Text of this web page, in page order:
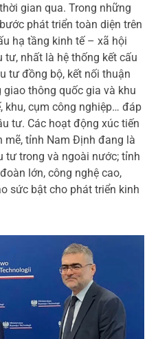
gian qua. Trong những
phát triển toàn diện trên
hạ tầng kinh tế – xã hội
nhất là hệ thống kết cấu
tư đồng bộ, kết nối thuận
thông quốc gia và khu
khu, cụm công nghiệp… đáp
tư. Các hoạt động xúc tiến
tỉnh Nam Định đang là
tư trong và ngoài nước; tỉnh
lớn, công nghệ cao,
sức bật cho phát triển kinh